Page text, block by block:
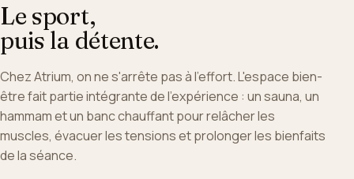
Le sport,
puis la détente.
Chez Atrium, on ne s'arrête pas à l'effort. L'espace bien-
être fait partie intégrante de l'expérience : un sauna, un
hammam et un banc chauffant pour relâcher les
muscles, évacuer les tensions et prolonger les bienfaits
de la séance.